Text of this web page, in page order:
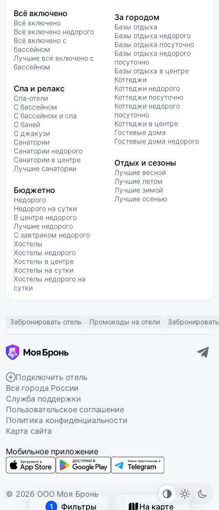
1 Фильтры На карте
Всё включено
Всё включено
Всё включено недорого
Всё включено с
бассейном
Лучшие всё включено с
бассейном
Спа и релакс
Спа-отели
С бассейном
С бассейном и спа
С баней
С джакузи
Санатории
Санатории недорого
Санатории в центре
Лучшие санатории
Бюджетно
Недорого
Недорого на сутки
В центре недорого
Лучшие недорого
С завтраком недорого
Хостелы
Хостелы недорого
Хостелы в центре
Хостелы на сутки
Хостелы недорого на
сутки
За городом
Базы отдыха
Базы отдыха недорого
Базы отдыха посуточно
Базы отдыха недорого
посуточно
Базы отдыха в центре
Коттеджи
Коттеджи недорого
Коттеджи посуточно
Коттеджи недорого
посуточно
Коттеджи в центре
Гостевые дома
Гостевые дома недорого
Отдых и сезоны
Лучшие весной
Лучшие летом
Лучшие зимой
Лучшие осенью
Забронировать отель Промокоды на отели
Подключить отель
Все города России
Служба поддержки
Пользовательское соглашение
Политика конфиденциальности
Карта сайта
© 2026 ООО Моя Бронь
Мобильное приложение